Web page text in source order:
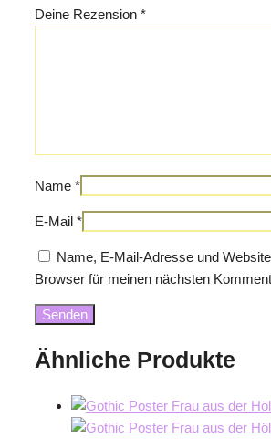
Deine Rezension *
Name *
E-Mail *
Name, E-Mail-Adresse und
Browser für meinen nächsten
Ähnliche Produkte